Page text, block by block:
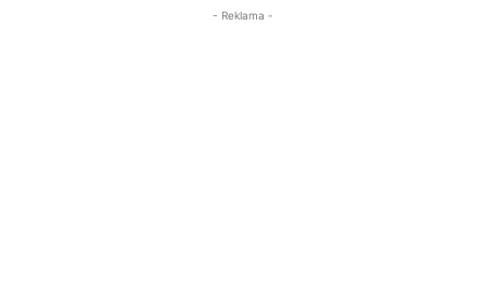
- Reklama -